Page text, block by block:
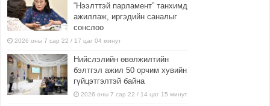
“Нээлттэй парламент” танхимд
ажиллаж, иргэдийн саналыг
сонслоо
2026 оны 7 сар 22 / 17 цаг 04 минут
Нийслэлийн өвөлжилтийн
бэлтгэл ажил 50 орчим хувийн
гүйцэтгэлтэй байна
2026 оны 7 сар 22 / 14 цаг 15 минут